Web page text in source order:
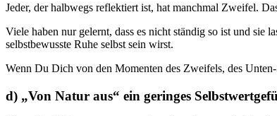
Jeder, der halbwegs reflektiert ist, hat manchmal Zweifel.
Viele haben nur gelernt, dass es nicht ständig so ist und sie
selbstbewusste Ruhe selbst sein wirst.
Wenn Du Dich von den Momenten des Zweifels, des
d) „Von Natur aus“ ein geringes